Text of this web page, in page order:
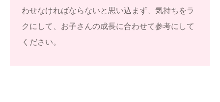
わせなければならないと思い込まず、気持ちをラ
クにして、お子さんの成長に合わせて参考にして
ください。